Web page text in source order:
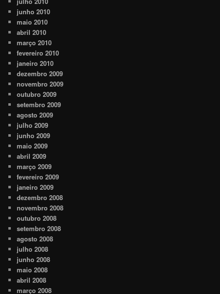
junho 2010
maio 2010
abril 2010
março 2010
fevereiro 2010
janeiro 2010
dezembro 2009
novembro 2009
outubro 2009
setembro 2009
agosto 2009
julho 2009
junho 2009
maio 2009
abril 2009
março 2009
fevereiro 2009
janeiro 2009
dezembro 2008
novembro 2008
outubro 2008
setembro 2008
agosto 2008
julho 2008
junho 2008
maio 2008
abril 2008
março 2008